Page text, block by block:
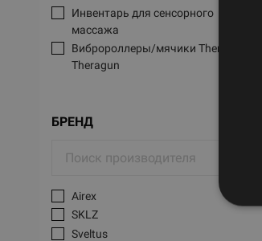
Инвентарь для сенсорного
массажа
Вибророллеры/мячики Therabody
Theragun
БРЕНД
Airex
SKLZ
Sveltus